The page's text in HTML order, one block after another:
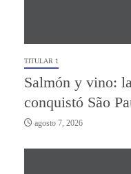
TITULAR 1
Salmón y vino:
conquistó São
agosto 7, 2026